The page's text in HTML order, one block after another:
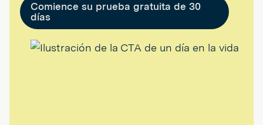
Comience su prueba gratuita de 30
días